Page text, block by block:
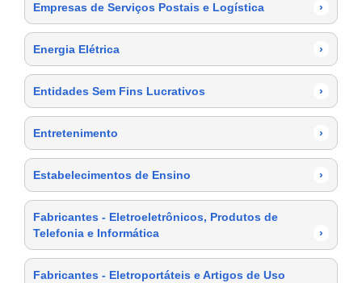
Empresas de Serviços Postais e Logística ›
Energia Elétrica ›
Entidades Sem Fins Lucrativos ›
Entretenimento ›
Estabelecimentos de Ensino ›
Fabricantes - Eletroeletrônicos, Produtos de
Telefonia e Informática
›
Fabricantes - Eletroportáteis e Artigos de Uso